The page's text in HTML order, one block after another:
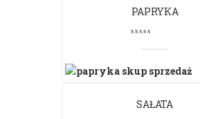
PAPRYKA
SAŁATA